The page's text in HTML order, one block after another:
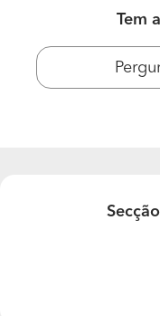
Alguém tem ideia
Tem